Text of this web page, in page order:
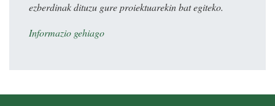
ezberdinak dituzu gure proiektuarekin bat egiteko.
Informazio gehiago